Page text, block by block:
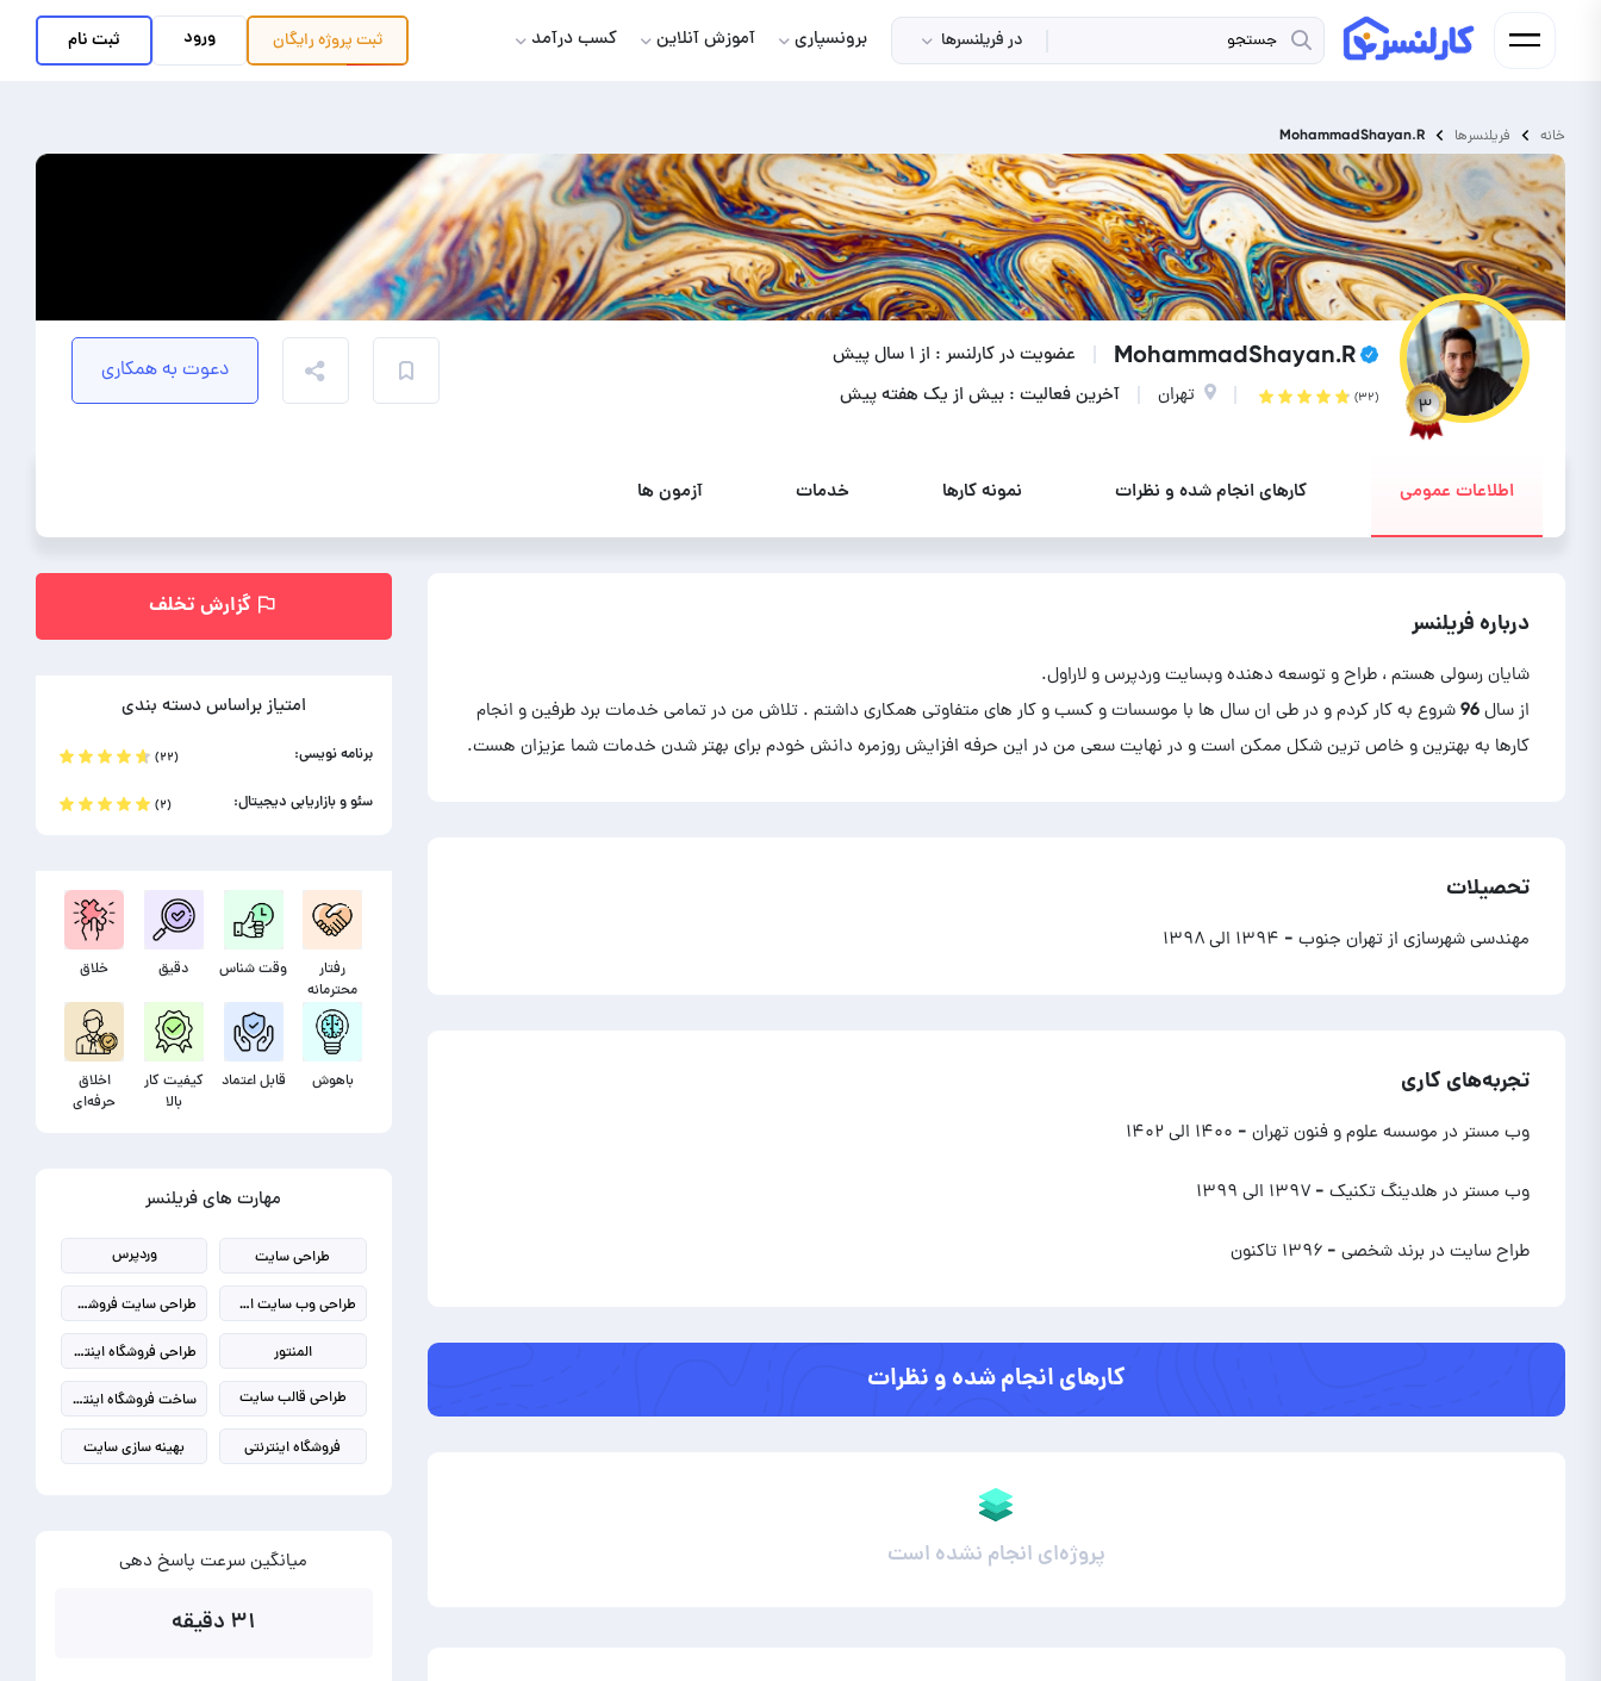
در فریلنسرها برونسپاری آموزش آنلاین کسب درآمد ثبت پروژهرایگان ورود ثبت نام
خانه فریلنسرها MohammadShayan.R
۳
MohammadShayan.R عضویت در کارلنسر : از ۱ سال پیش
(۳۲) تهران آخرین فعالیت : بیش از یک هفته پیش
دعوت به همکاری
آزمون ها خدمات نمونه کارها کارهای انجام شده و نظرات اطلاعات عمومی
گزارش تخلف
امتیاز براساس دسته بندی
برنامه نویسی: (۲۲)
سئو و بازاریابی دیجیتال: (۲)
رفتار
محترمانه
وقت شناس دقیق خلاق
باهوش قابل اعتماد
کیفیت کار
بالا
اخلاق
حرفه‌ای
مهارت های فریلنسر
طراحی سایت وردپرس
طراحی وب سایت اختصاصی طراحی سایت فروشگاهی
المنتور طراحی فروشگاه اینترنتی
طراحی قالب سایت ساخت فروشگاه اینترنتی
فروشگاه اینترنتی بهینه سازی سایت
میانگین سرعت پاسخ دهی
۳۱ دقیقه
درباره فریلنسر
از سال 96 شروع به کار کردم و در طی ان سال ها با موسسات و کسب و کار های متفاوتی همکاری داشتم . تلاش من در تمامی خدمات برد طرفین و انجام
کارها به بهترین و خاص ترین شکل ممکن است و در نهایت سعی من در این حرفه افزایش روزمره دانش خودم برای بهتر شدن خدمات شما عزیزان هست.
تحصیلات
مهندسی شهرسازی از تهران جنوب - ۱۳۹۴ الی ۱۳۹۸
تجربه‌های کاری
وب مستر در موسسه علوم و فنون تهران - ۱۴۰۰ الی ۱۴۰۲
وب مستر در هلدینگ تکنیک - ۱۳۹۷ الی ۱۳۹۹
طراح سایت در برند شخصی - ۱۳۹۶ تاکنون
کارهای انجام شده و نظرات
پروژه‌ای انجام نشده است